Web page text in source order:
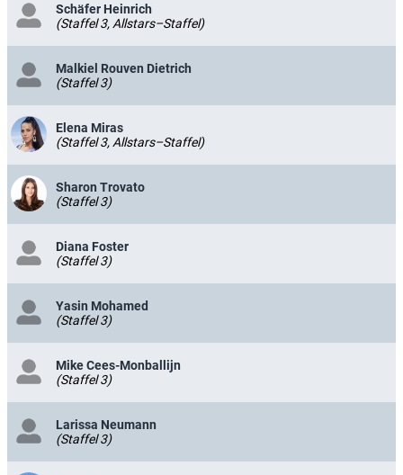
Schäfer Heinrich
(Staffel 3, Allstars–Staffel)
Malkiel Rouven Dietrich
(Staffel 3)
Elena Miras
(Staffel 3, Allstars–Staffel)
Sharon Trovato
(Staffel 3)
Diana Foster
(Staffel 3)
Yasin Mohamed
(Staffel 3)
Mike Cees-Monballijn
(Staffel 3)
Larissa Neumann
(Staffel 3)